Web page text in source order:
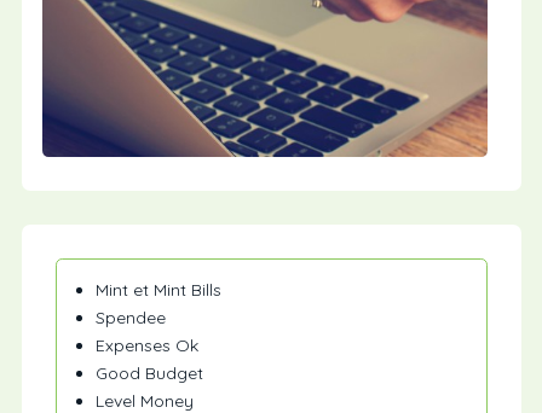
Mint et Mint Bills
Spendee
Expenses Ok
Good Budget
Level Money